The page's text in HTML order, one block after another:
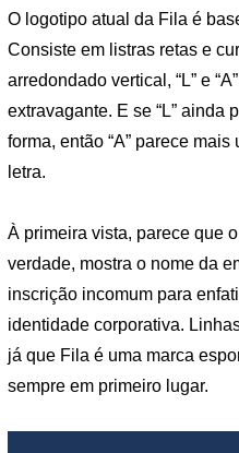
O logotipo atual da Fila é
Consiste em listras retas e
arredondado vertical, “L” e
extravagante. E se “L” ainda
forma, então “A” parece
letra.
À primeira vista, parece que
verdade, mostra o nome da
inscrição incomum para
identidade corporativa.
já que Fila é uma marca
sempre em primeiro lugar.